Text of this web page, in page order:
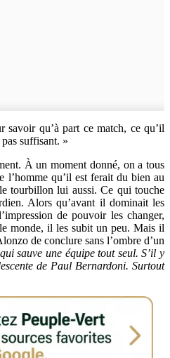
savoir qu’à part ce match, ce qu’il
suffisant. »
À un moment donné, on a tous
l’homme qu’il est ferait du bien au
tourbillon lui aussi. Ce qui touche
Alors qu’avant il dominait les
de pouvoir les changer,
monde, il les subit un peu. Mais il
de conclure sans l’ombre d’un
sauve une équipe tout seul. S’il y
de Paul Bernardoni. Surtout